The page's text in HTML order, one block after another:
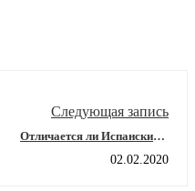
Следующая запись
Отличается ли Испанский и
02.02.2020